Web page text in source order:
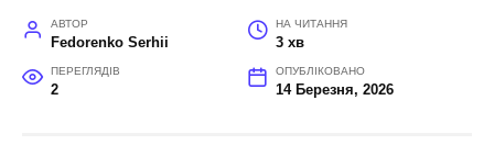
АВТОР
Fedorenko Serhii
НА ЧИТАННЯ
3 хв
ПЕРЕГЛЯДІВ
2
ОПУБЛІКОВАНО
14 Березня, 2026